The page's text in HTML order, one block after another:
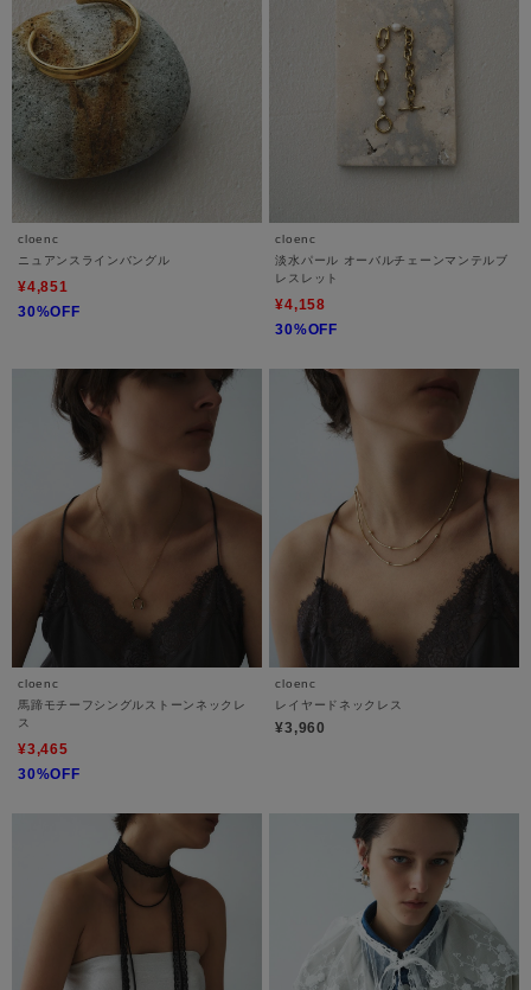
cloenc
ニュアンスラインバングル
¥4,851
30%OFF
cloenc
淡水パール オーバルチェーンマンテルブ
レスレット
¥4,158
30%OFF
cloenc
馬蹄モチーフシングルストーンネックレ
ス
¥3,465
30%OFF
cloenc
レイヤードネックレス
¥3,960